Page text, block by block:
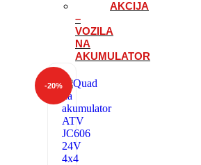
AKCIJA
–
VOZILA
NA
AKUMULATOR
-20%